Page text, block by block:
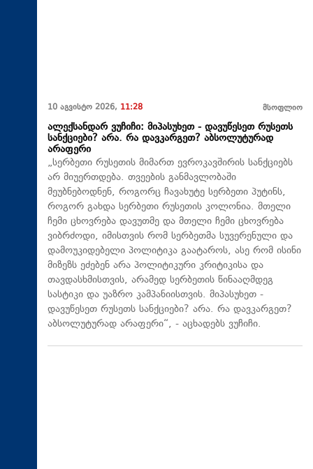
10 აგვისტო 2026, 11:28 მსოფლიო
ალექსანდარ ვუჩიჩი: მიპასუხეთ - დავუწესეთ რუსეთს
სანქციები? არა. რა დავკარგეთ? აბსოლუტურად
არაფერი
„სერბეთი რუსეთის მიმართ ევროკავშირის სანქციებს
არ მიუერთდება. თვეების განმავლობაში
მეუბნებოდნენ, როგორც ჩავახუტე სერბეთი პუტინს,
როგორ გახდა სერბეთი რუსეთის კოლონია. მთელი
ჩემი ცხოვრება დავუთმე და მთელი ჩემი ცხოვრება
ვიბრძოდი, იმისთვის რომ სერბეთმა სუვერენული და
დამოუკიდებელი პოლიტიკა გაატაროს, ასე რომ ისინი
მიზეზს ეძებენ არა პოლიტიკური კრიტიკისა და
თავდასხმისთვის, არამედ სერბეთის წინააღმდეგ
სასტიკი და უაზრო კამპანიისთვის. მიპასუხეთ -
დავუწესეთ რუსეთს სანქციები? არა. რა დავკარგეთ?
აბსოლუტურად არაფერი“, - აცხადებს ვუჩიჩი.